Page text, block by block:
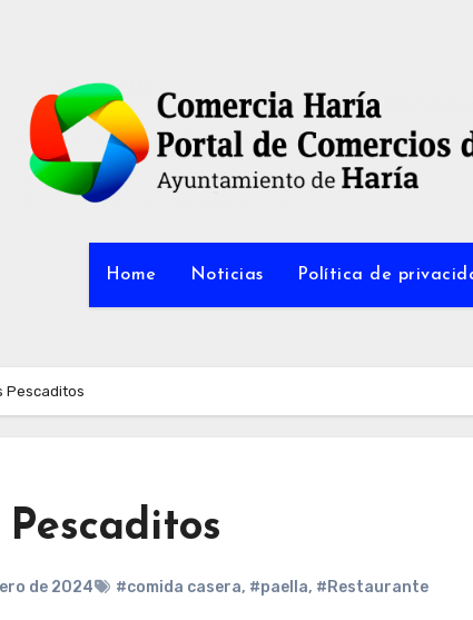
Home Noticias Política de
Pescaditos
de 2024 #comida casera, #paella, #Restaurante